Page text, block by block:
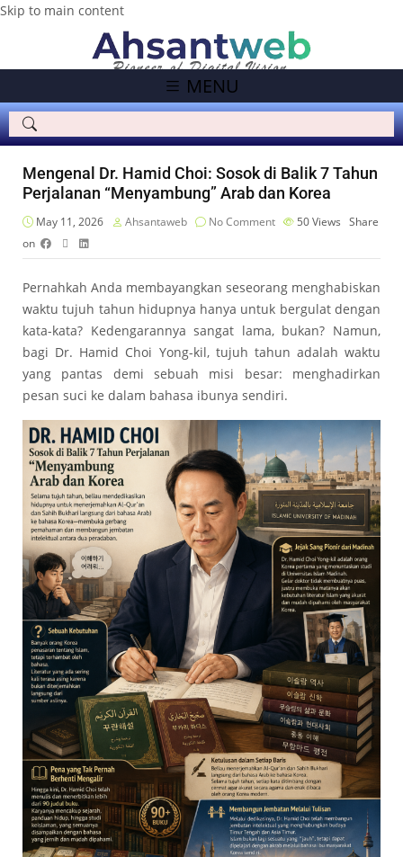
Skip to main content
MENU
Mengenal Dr. Hamid Choi: Sosok di Balik 7 Tahun
Perjalanan “Menyambung” Arab dan Korea
May 11, 2026 Ahsantaweb No Comment 50Views Share
on
Pernahkah Anda membayangkan seseorang menghabiskan
waktu tujuh tahun hidupnya hanya untuk bergulat dengan
kata-kata? Kedengarannya sangat lama, bukan? Namun,
bagi Dr. Hamid Choi Yong-kil, tujuh tahun adalah waktu
yang pantas demi sebuah misi besar: menghadirkan
pesan suci ke dalam bahasa ibunya sendiri.